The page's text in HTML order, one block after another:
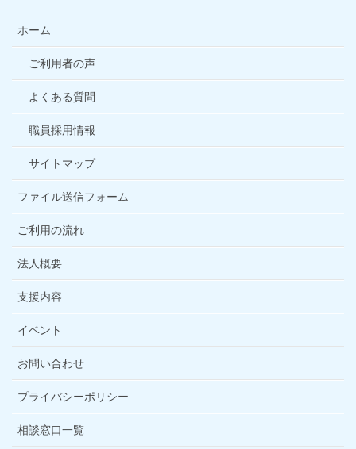
ホーム
ご利用者の声
よくある質問
職員採用情報
サイトマップ
ファイル送信フォーム
ご利用の流れ
法人概要
支援内容
イベント
お問い合わせ
プライバシーポリシー
相談窓口一覧